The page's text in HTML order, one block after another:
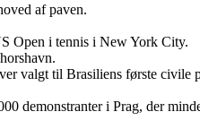
af paven.
Open i tennis i New York City.
valgt til Brasiliens første civile
demonstranter i Prag, der